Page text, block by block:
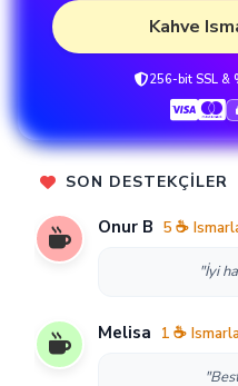
Kahve
256-bit SSL &
SON DESTEKÇILER
Onur B 5 ☕
"İyi
Melisa 1 ☕